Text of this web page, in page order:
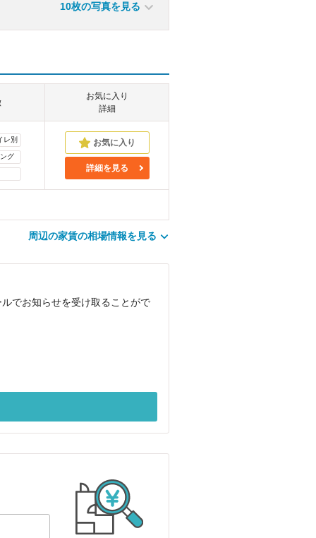
10枚の写真を見る
お気に入り
詳細
レ別
グ
詳細を見る
周辺の家賃の相場情報を見る
でお知らせを受け取ることがで